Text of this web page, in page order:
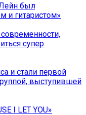
был
и гитаристом»
супер
и стали первой
выступившей
I LET YOU»